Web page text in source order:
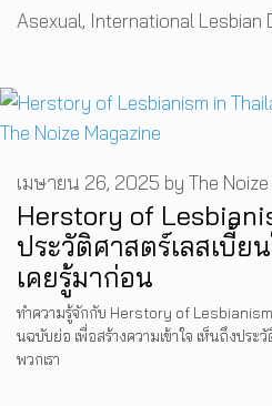
Tags
Asexual, International Lesbian
Herstory of
ประวัติศาสตร์เลสเบี้
เคยรู้มาก่อน
เมษายน 26, 2025 by The Noize
ทำความรู้จักกับ Herstory of Lesbianism
นฉบับย่อ เพื่อสร้างความเข้าใจ เห็นถึงประ
พวกเรา